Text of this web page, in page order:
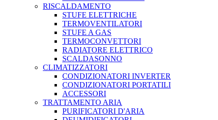
RISCALDAMENTO
STUFE ELETTRICHE
TERMOVENTILATORI
STUFE A GAS
TERMOCONVETTORI
RADIATORE ELETTRICO
SCALDASONNO
CLIMATIZZATORI
CONDIZIONATORI INVERTER
CONDIZIONATORI PORTATILI
ACCESSORI
TRATTAMENTO ARIA
PURIFICATORI D'ARIA